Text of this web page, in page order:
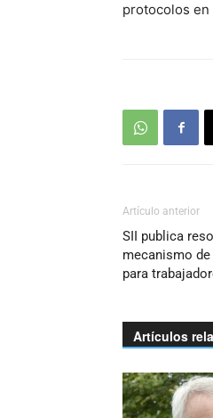
protocolos en
Artículo anterior
SII publica
mecanismo
para
Artículos